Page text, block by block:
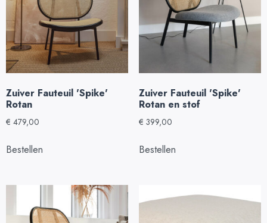
Zuiver Fauteuil 'Spike'
Rotan
€ 479,00
Bestellen
Zuiver Fauteuil 'Spike'
Rotan en stof
€ 399,00
Bestellen